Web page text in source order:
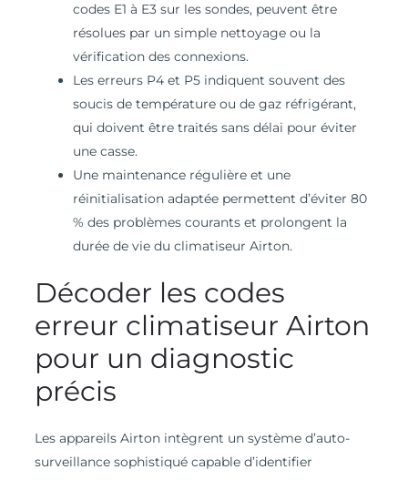
codes E1 à E3 sur les sondes, peuvent être
résolues par un simple nettoyage ou la
vérification des connexions.
Les erreurs P4 et P5 indiquent souvent des
soucis de température ou de gaz réfrigérant,
qui doivent être traités sans délai pour éviter
une casse.
Une maintenance régulière et une
réinitialisation adaptée permettent d’éviter 80
% des problèmes courants et prolongent la
durée de vie du climatiseur Airton.
Décoder les codes
erreur climatiseur Airton
pour un diagnostic
précis
Les appareils Airton intègrent un système d’auto-
surveillance sophistiqué capable d’identifier